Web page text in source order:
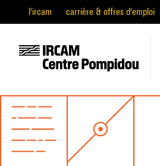
l'ircam carrière & offres d'emploi